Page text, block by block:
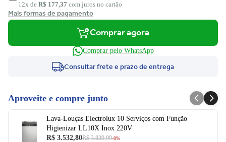
12x de R$ 177,37 com juros no cartão
Mais formas de pagamento
Comprar agora
Comprar pelo WhatsApp
Consultar frete e prazo de entrega
Aproveite e compre junto
Lava-Louças Electrolux 10 Serviços com Função
Higienizar LL10X Inox 220V
R$ 3.532,80R$ 3.839,99-8%